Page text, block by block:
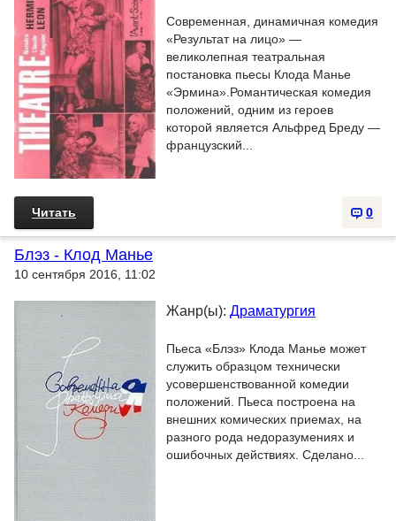
Современная, динамичная комедия
«Результат на лицо» —
великолепная театральная
постановка пьесы Клода Манье
«Эрмина».Романтическая комедия
положений, одним из героев
которой является Альфред Бреду —
французский...
0
Читать
Блэз - Клод Манье
10 сентября 2016, 11:02
Жанр(ы): Драматургия
Пьеса «Блэз» Клода Манье может
служить образцом технически
усовершенствованной комедии
положений. Пьеса построена на
внешних комических приемах, на
разного рода недоразумениях и
ошибочных действиях. Сделано...